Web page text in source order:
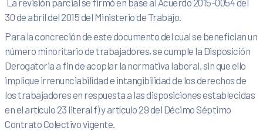
La revisión parcial se firmó en base al Acuerdo 2015-0054 del
30 de abril del 2015 del Ministerio de Trabajo.
Para la concreción de este documento del cual se benefician un
número minoritario de trabajadores, se cumple la Disposición
Derogatoria a fin de acoplar la normativa laboral, sin que ello
implique irrenunciabilidad e intangibilidad de los derechos de
los trabajadores en respuesta a las disposiciones establecidas
en el artículo 23 literal f) y artículo 29 del Décimo Séptimo
Contrato Colectivo vigente.